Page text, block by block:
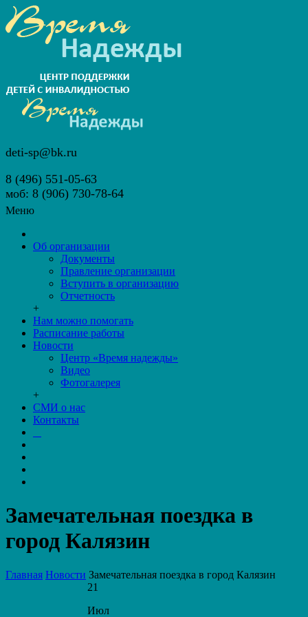
deti-sp@bk.ru
8 (496) 551-05-63
моб: 8 (906) 730-78-64
Меню
Об организации
Документы
Правление организации
Вступить в организацию
Отчетность
+
Нам можно помогать
Расписание работы
Новости
Центр «Время надежды»
Видео
Фотогалерея
+
СМИ о нас
Контакты
Замечательная поездка в
город Калязин
Главная Новости Замечательная поездка в город Калязин
21
Июл